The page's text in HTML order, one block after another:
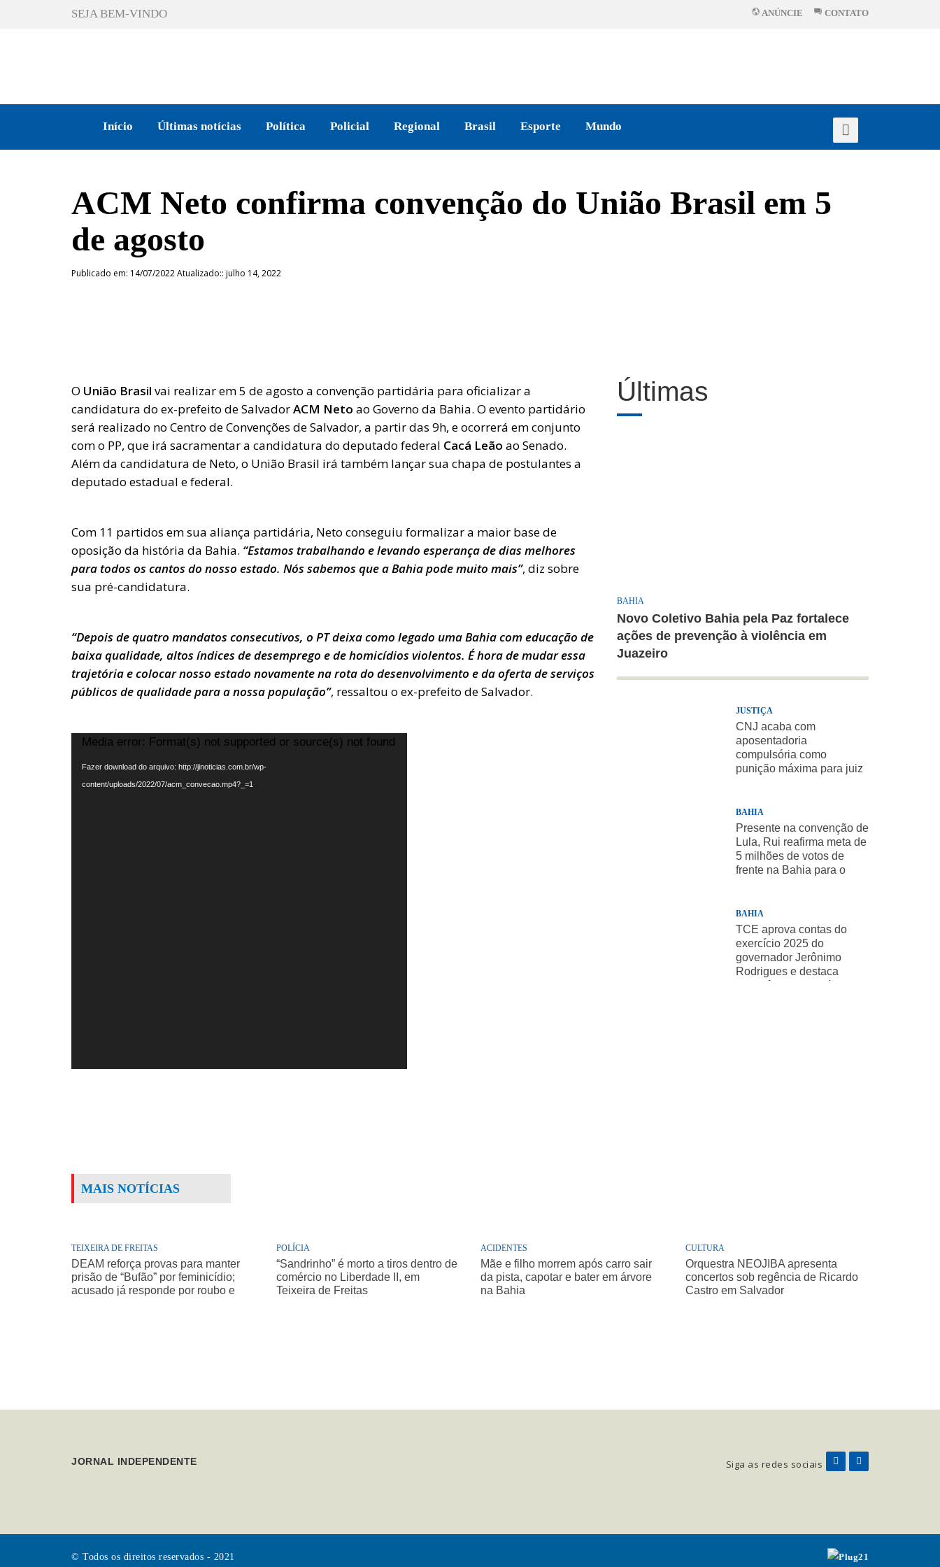
SEJA BEM-VINDO ANÚNCIE CONTATO
Início Últimas notícias Política Policial Regional Brasil Esporte Mundo
ACM Neto confirma convenção do União Brasil em 5
de agosto
Publicado em: 14/07/2022 Atualizado:: julho 14, 2022
O União Brasil vai realizar em 5 de agosto a convenção partidária para oficializar a
candidatura do ex-prefeito de SalvadorACM Neto ao Governo da Bahia. O evento partidário
será realizado no Centro de Convenções de Salvador, a partir das 9h, e ocorrerá em conjunto
com o PP, que irá sacramentar a candidatura do deputado federal Cacá Leão ao Senado.
Além da candidatura de Neto, o União Brasil irá também lançar sua chapa de postulantes a
deputado estadual e federal.
Com 11 partidos em sua aliança partidária, Neto conseguiu formalizar a maior base de
oposição da história da Bahia. “Estamos trabalhando e levando esperança de dias melhores
para todos os cantos do nosso estado. Nós sabemos que a Bahia pode muito mais”, diz sobre
sua pré-candidatura.
“Depois de quatro mandatos consecutivos, o PT deixa como legado uma Bahia com educação de
baixa qualidade, altos índices de desemprego e de homicídios violentos. É hora de mudar essa
trajetória e colocar nosso estado novamente na rota do desenvolvimento e da oferta de serviços
públicos de qualidade para a nossa população”, ressaltou o ex-prefeito de Salvador.
Tocador
Media error: Format(s) not supported or source(s) not found
Fazer download do arquivo: http://jinoticias.com.br/wp-
content/uploads/2022/07/acm_convecao.mp4?_=1
Últimas
BAHIA
Novo Coletivo Bahia pela Paz fortalece
ações de prevenção à violência em
Juazeiro
JUSTIÇA
CNJ acaba com
aposentadoria
compulsória como
punição máxima para juiz
BAHIA
Presente na convenção de
Lula, Rui reafirma meta de
5 milhões de votos de
frente na Bahia para o
BAHIA
TCE aprova contas do
exercício 2025 do
governador Jerônimo
Rodrigues e destaca
MAIS NOTÍCIAS
TEIXEIRA DE FREITAS
DEAM reforça provas para manter
prisão de “Bufão” por feminicídio;
acusado já responde por roubo e
POLÍCIA
“Sandrinho” é morto a tiros dentro de
comércio no Liberdade II, em
Teixeira de Freitas
ACIDENTES
Mãe e filho morrem após carro sair
da pista, capotar e bater em árvore
na Bahia
CULTURA
Orquestra NEOJIBA apresenta
concertos sob regência de Ricardo
Castro em Salvador
JORNAL INDEPENDENTE Siga as redes sociais
© Todos os direitos reservados - 2021